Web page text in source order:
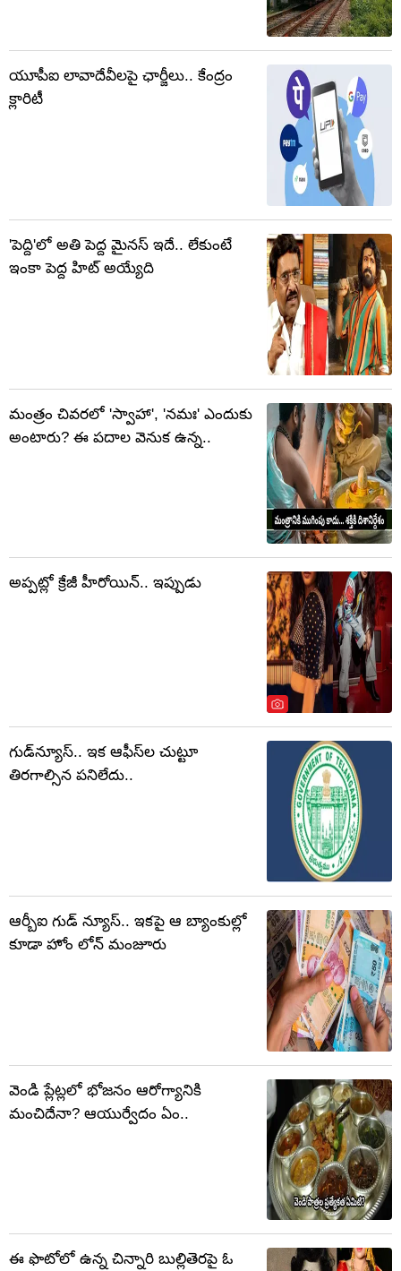
యూపీఐ లావాదేవీలపై ఛార్జీలు.. కేంద్రం
క్లారిటీ
'పెద్ది'లో అతి పెద్ద మైనస్ ఇదే.. లేకుంటే
ఇంకా పెద్ద హిట్ అయ్యేది
మంత్రం చివరలో 'స్వాహా', 'నమః' ఎందుకు
అంటారు? ఈ పదాల వెనుక ఉన్న..
అప్పట్లో క్రేజీ హీరోయిన్.. ఇప్పుడు
గుడ్‌న్యూస్.. ఇక ఆఫీస్‌ల చుట్టూ
తిరగాల్సిన పనిలేదు..
ఆర్బీఐ గుడ్ న్యూస్.. ఇకపై ఆ బ్యాంకుల్లో
కూడా హోం లోన్ మంజూరు
వెండి ప్లేట్లలో భోజనం ఆరోగ్యానికి
మంచిదేనా? ఆయుర్వేదం ఏం..
ఈ ఫొటోలో ఉన్న చిన్నారి బుల్లితెరపై ఓ